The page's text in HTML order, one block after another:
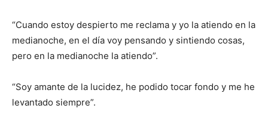
“Cuando estoy despierto me reclama y yo la atiendo en la
medianoche, en el día voy pensando y sintiendo cosas,
pero en la medianoche la atiendo”.
“Soy amante de la lucidez, he podido tocar fondo y me he
levantado siempre”.